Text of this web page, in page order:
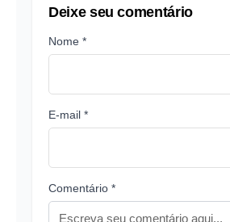
Deixe seu comentário
Nome *
E-mail *
Comentário *